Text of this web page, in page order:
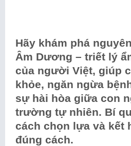
Hãy khám phá
Âm Dương – triết lý
của người Việt, giúp
khỏe, ngăn ngừa
sự hài hòa giữa con
trường tự nhiên. Bí
cách chọn lựa và kết
đúng cách.